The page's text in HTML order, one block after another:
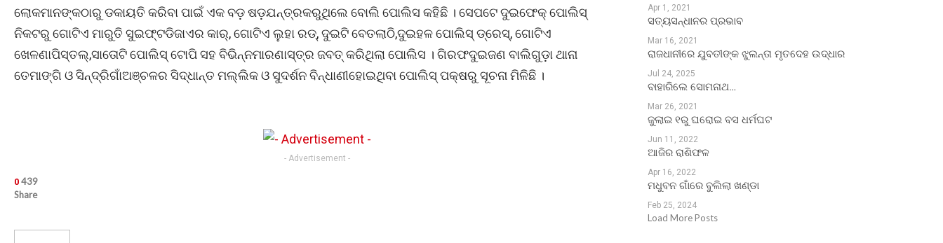
ଲୋକମାନଙ୍କଠାରୁ ଡକାୟତି କରିବା ପାଇଁ ଏକ ବଡ଼ ଷଡ଼ଯନ୍ତ୍ରକରୁଥିଲେ ବୋଲି ପୋଲିସ କହିଛି । ସେପଟେ ଦୁଇଫେକ୍ ପୋଲିସ୍
ନିକଟରୁ ଗୋଟିଏ ମାରୁତି ସୁଇଫ୍ଟଡିଜାଏର କାର୍, ଗୋଟିଏ ଲୁହା ରଡ୍, ଦୁଇଟି ବେତଲାଠି,ଦୁଇହଳ ପୋଲିସ୍ ଡ୍ରେସ୍, ଗୋଟିଏ
ଖେଳଣାପିସ୍ତଲ୍,ସାତୋଟି ପୋଲିସ୍ ଟୋପି ସହ ବିଭିନ୍ନମାରଣାସ୍ତ୍ର ଜବତ୍ କରିଥିଲା ପୋଲିସ । ଗିରଫଦୁଇଜଣ ବାଲିଗୁଡ଼ା ଥାନା
ତେମାଙ୍ଗି ଓ ସିନ୍ଦ୍ରିଗାଁଅଞ୍ଚଳର ସିଦ୍ଧାନ୍ତ ମଲ୍ଲିକ ଓ ସୁଦର୍ଶନ ବିନ୍ଧାଣୀହୋଇଥିବା ପୋଲିସ୍ ପକ୍ଷରୁ ସୂଚନା ମିଳିଛି ।
- Advertisement -
0 439
Share
Apr 1, 2021
ସତ୍ୟସନ୍ଧାନର ପ୍ରଭାବ
Mar 16, 2021
ରାଜଧାନୀରେ ଯୁବତୀଙ୍କ ଝୁଲନ୍ତା ମୃତଦେହ ଉଦ୍ଧାର
Jul 24, 2025
ବାହାରିଲେ ସୋମନାଥ…
Mar 26, 2021
ଜୁଲାଇ ୧ରୁ ଘରୋଇ ବସ ଧର୍ମଘଟ
Jun 11, 2022
ଆଜିର ରାଶିଫଳ
Apr 16, 2022
ମଧୁବନ ଗାଁରେ ବୁଲିଲା ଖଣ୍ଡା
Feb 25, 2024
Load More Posts